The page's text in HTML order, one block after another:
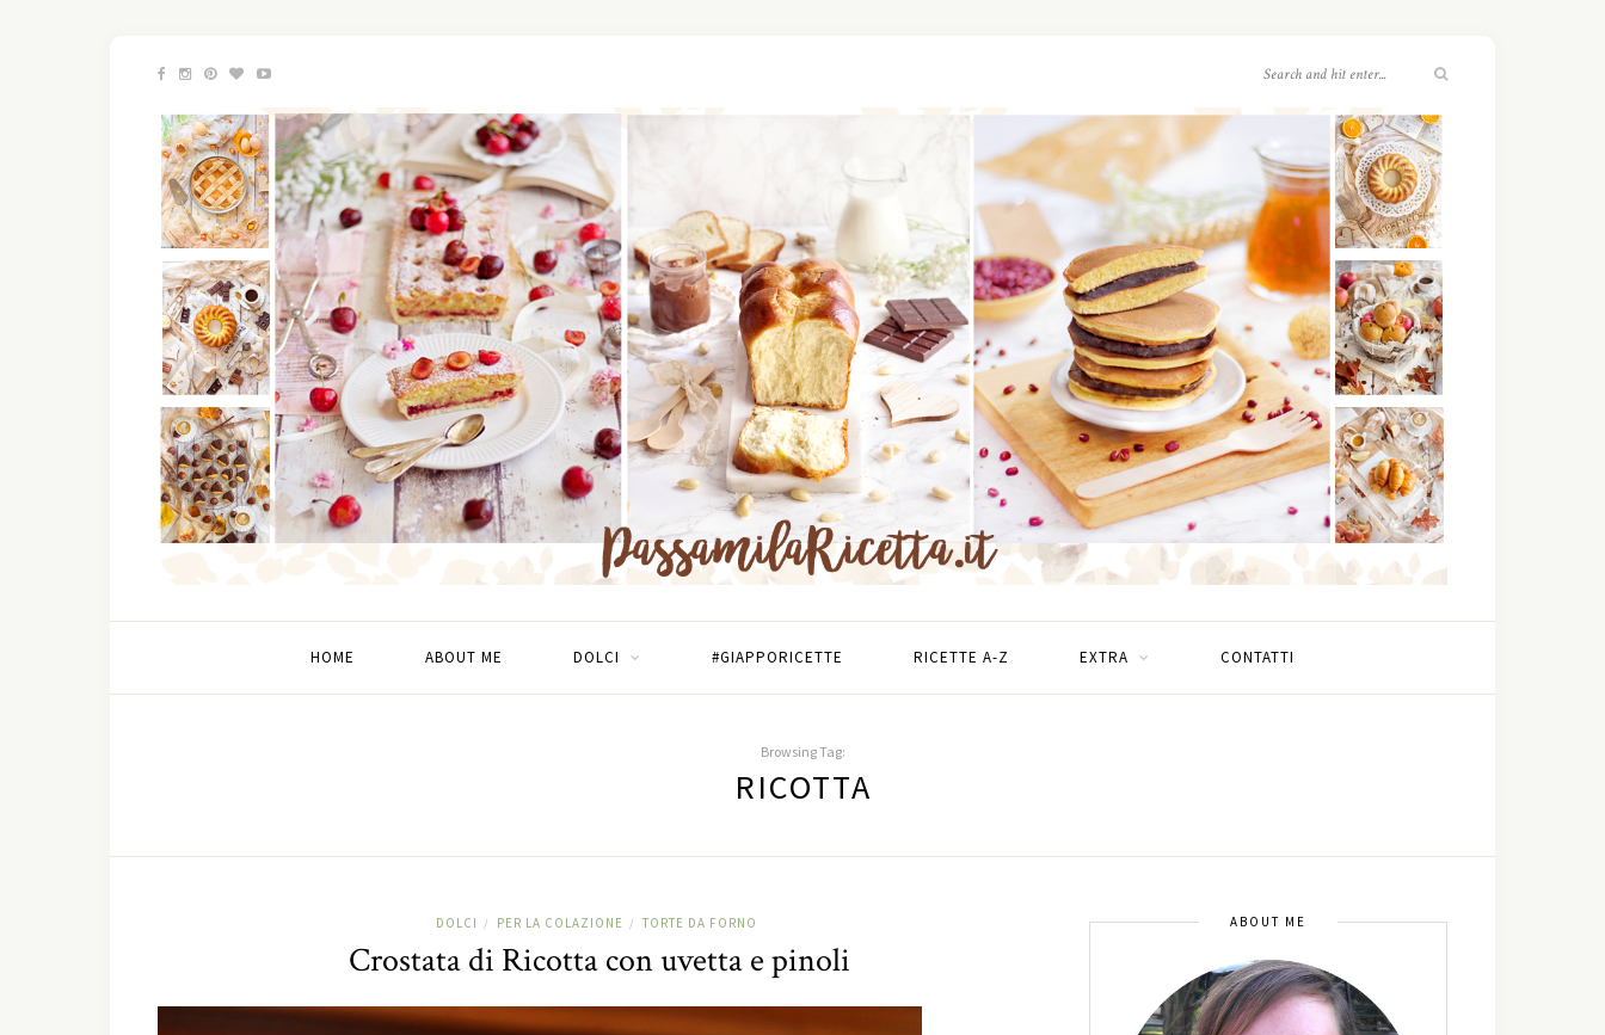
HOME ABOUT ME DOLCI #GIAPPORICETTE RICETTE A-Z EXTRA CONTATTI
Browsing Tag:
RICOTTA
DOLCI / PER LA COLAZIONE / TORTE DA FORNO
Crostata di Ricotta con uvetta e pinoli
ABOUT ME